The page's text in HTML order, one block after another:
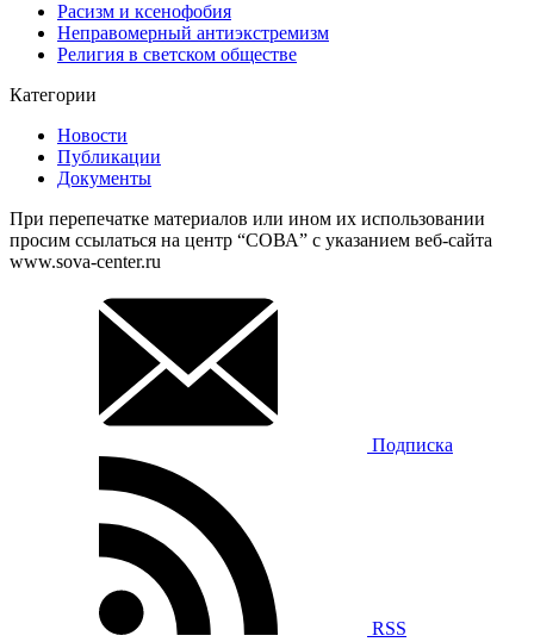
Расизм и ксенофобия
Неправомерный антиэкстремизм
Религия в светском обществе
Категории
Новости
Публикации
Документы
При перепечатке материалов или ином их использовании
просим ссылаться на центр “СОВА” с указанием веб-сайта
www.sova-center.ru
Подписка
RSS